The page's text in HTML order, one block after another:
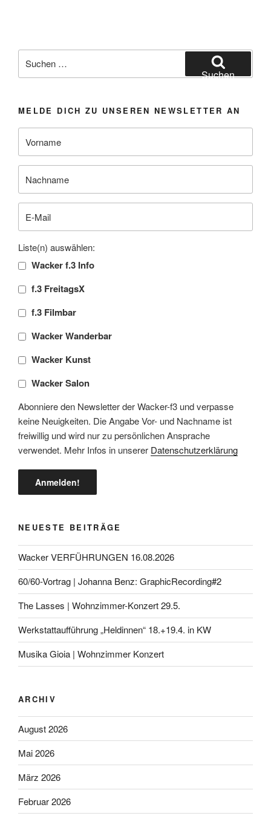
nach:
Suchen
MELDE DICH ZU UNSEREN NEWSLETTER AN
Liste(n) auswählen:
Wacker f.3 Info
f.3 FreitagsX
f.3 Filmbar
Wacker Wanderbar
Wacker Kunst
Wacker Salon
Abonniere den Newsletter der Wacker-f3 und verpasse
keine Neuigkeiten. Die Angabe Vor- und Nachname ist
freiwillig und wird nur zu persönlichen Ansprache
verwendet. Mehr Infos in unserer Datenschutzerklärung
NEUESTE BEITRÄGE
Wacker VERFÜHRUNGEN 16.08.2026
60/60-Vortrag | Johanna Benz: GraphicRecording#2
The Lasses | Wohnzimmer-Konzert 29.5.
Werkstattaufführung „Heldinnen“ 18.+19.4. in KW
Musika Gioia | Wohnzimmer Konzert
ARCHIV
August 2026
Mai 2026
März 2026
Februar 2026